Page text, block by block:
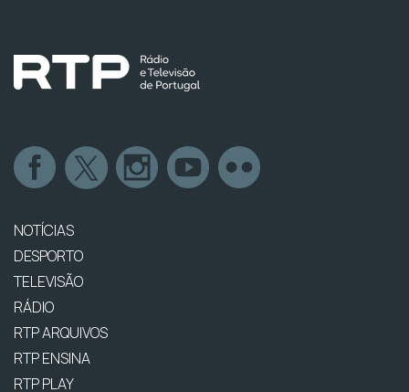
NOTÍCIAS
DESPORTO
TELEVISÃO
RÁDIO
RTP ARQUIVOS
RTP ENSINA
RTP PLAY